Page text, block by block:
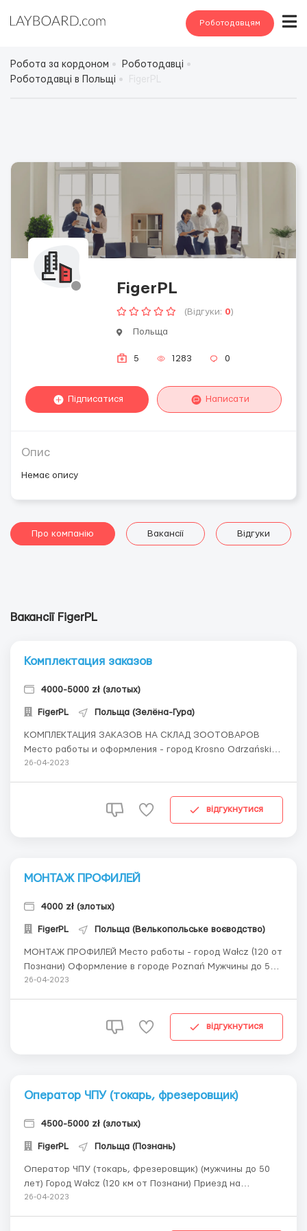
Роботодавцям
Робота за кордоном
Роботодавці
Роботодавці в Польщі
FigerPL
(Відгуки: 0)
Польща
5 1283 0
Підписатися Написати
Опис
Немає опису
Про компанію Вакансії Відгуки
Вакансії FigerPL
Комплектация заказов
4000-5000 zł (злотых)
FigerPL Польща (Зелёна-Гура)
КОМПЛЕКТАЦИЯ ЗАКАЗОВ НА СКЛАД ЗООТОВАРОВ
Место работы и оформления - город Krosno Odrzańskie
(150 км от Poznań, 30 км от Zielona Góra) Мужчины до 45
студента: 31 zł/час ...
26-04-2023
відгукнутися
МОНТАЖ ПРОФИЛЕЙ
4000 zł (злотых)
FigerPL Польща (Велькопольське воєводство)
МОНТАЖ ПРОФИЛЕЙ Место работы - город Wałcz (120 от
Познани) Оформление в городе Poznań Мужчины до 55
лет Ставка 17,12 zł/час netto с повышением Рабочих
Подвешивание ле...
26-04-2023
відгукнутися
Оператор ЧПУ (токарь, фрезеровщик)
4500-5000 zł (злотых)
FigerPL Польща (Познань)
Оператор ЧПУ (токарь, фрезеровщик) (мужчины до 50
лет) Город Wałcz (120 км от Познани) Приезд на
оформление в Познань Обязанности: • умение чтения
26-04-2023